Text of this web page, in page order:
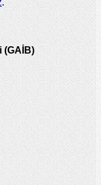
.
(GAİB)